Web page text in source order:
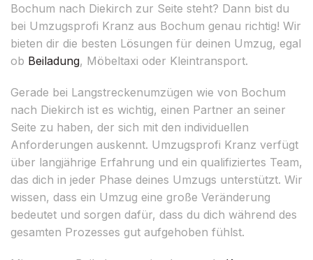
Bochum nach Diekirch zur Seite steht? Dann bist du
bei Umzugsprofi Kranz aus Bochum genau richtig! Wir
bieten dir die besten Lösungen für deinen Umzug, egal
ob Beiladung, Möbeltaxi oder Kleintransport.
Gerade bei Langstreckenumzügen wie von Bochum
nach Diekirch ist es wichtig, einen Partner an seiner
Seite zu haben, der sich mit den individuellen
Anforderungen auskennt. Umzugsprofi Kranz verfügt
über langjährige Erfahrung und ein qualifiziertes Team,
das dich in jeder Phase deines Umzugs unterstützt. Wir
wissen, dass ein Umzug eine große Veränderung
bedeutet und sorgen dafür, dass du dich während des
gesamten Prozesses gut aufgehoben fühlst.